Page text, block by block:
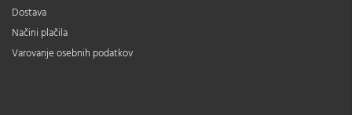
Dostava
Načini plačila
Varovanje osebnih podatkov